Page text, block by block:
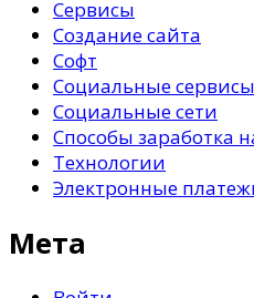
Сервисы
Создание сайта
Софт
Социальные сервисы
Социальные сети
Способы заработка
Технологии
Электронные
Мета